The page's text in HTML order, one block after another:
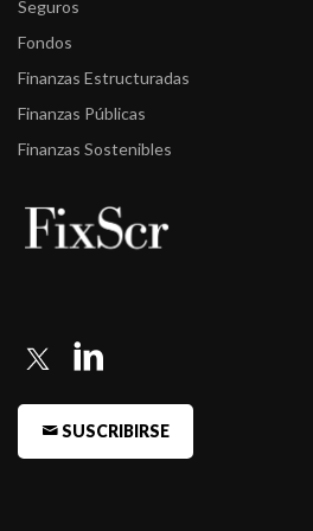
Seguros
Fondos
Finanzas Estructuradas
Finanzas Públicas
Finanzas Sostenibles
SUSCRIBIRSE